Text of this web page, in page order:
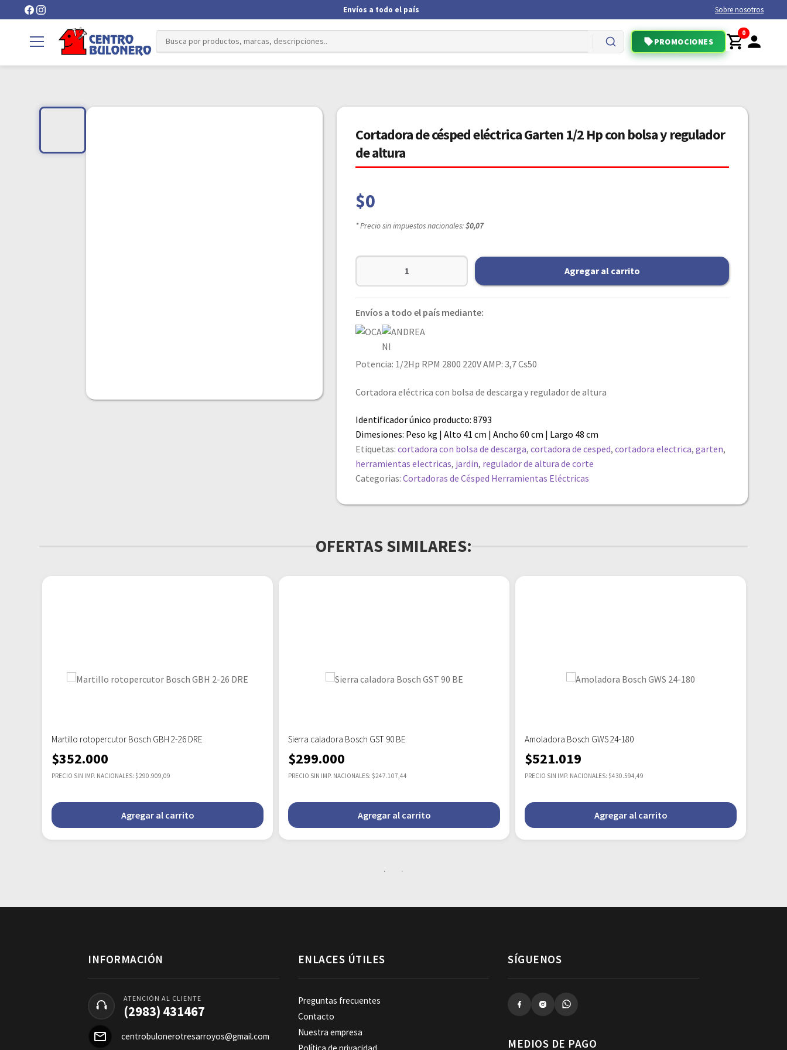
Envíos a todo el país Sobre nosotros
PROMOCIONES
0
Cortadora de césped eléctrica Garten 1/2 Hp con bolsa y regulador
de altura
$0
* Precio sin impuestos nacionales:$0,07
Agregar al carrito
Envíos a todo el país mediante:
Potencia: 1/2Hp RPM 2800 220V AMP: 3,7 Cs50
Cortadora eléctrica con bolsa de descarga y regulador de altura
Identificador único producto: 8793
Dimesiones: Peso kg | Alto 41 cm | Ancho 60 cm | Largo 48 cm
Etiquetas:cortadora con bolsa de descarga,cortadora de cesped,cortadora electrica,garten,
herramientas electricas, jardin, regulador de altura de corte
Categorias:Cortadoras de Césped Herramientas Eléctricas
OFERTAS SIMILARES:
Martillo rotopercutor Bosch GBH 2-26 DRE
$352.000
PRECIO SIN IMP. NACIONALES: $290.909,09
Agregar al carrito
Sierra caladora Bosch GST 90 BE
$299.000
PRECIO SIN IMP. NACIONALES: $247.107,44
Agregar al carrito
Amoladora Bosch GWS 24-180
$521.019
PRECIO SIN IMP. NACIONALES: $430.594,49
Agregar al carrito
INFORMACIÓN
ATENCIÓN AL CLIENTE
(2983) 431467
centrobulonerotresarroyos@gmail.com
ENLACES ÚTILES
Preguntas frecuentes
Contacto
Nuestra empresa
SÍGUENOS
MEDIOS DE PAGO